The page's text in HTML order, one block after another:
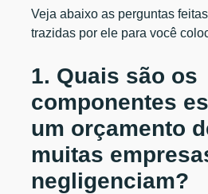
Veja abaixo as perguntas
trazidas por ele para você
1. Quais são os
componentes
um orçamento
muitas
negligenciam?